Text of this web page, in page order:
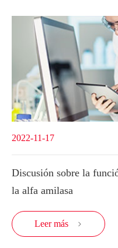
2022-11-17
Discusión sobre la
la alfa amilasa
Leer más 